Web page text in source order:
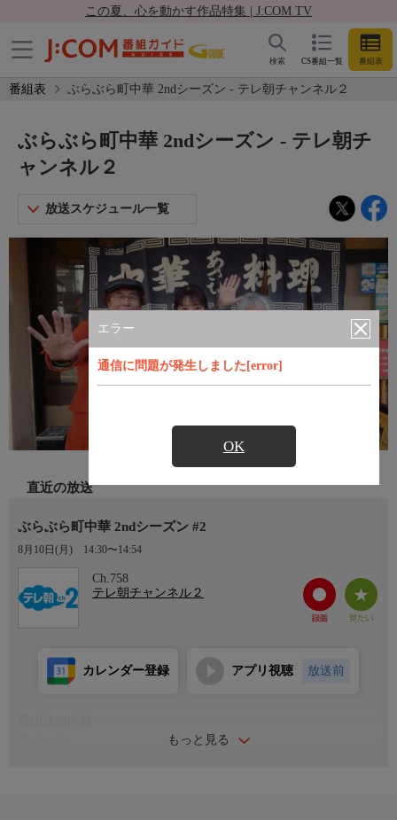
この夏、心を動かす作品特集 | J:COM TV
CS番組一覧 番組表
検索
番組表 ぶらぶら町中華 2ndシーズン - テレ朝チャンネル２
エラー
通信に問題が発生しました[error]
OK
ぶらぶら町中華 2ndシーズン - テレ朝チ
ャンネル２
放送スケジュール一覧
直近の放送
ぶらぶら町中華 2ndシーズン #2
8月10日(月) 14:30〜14:54
Ch.758
テレ朝チャンネル２
もっと見る
カレンダー登録 アプリ視聴 放送前